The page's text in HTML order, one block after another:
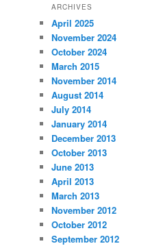
ARCHIVES
April 2025
November 2024
October 2024
March 2015
November 2014
August 2014
July 2014
January 2014
December 2013
October 2013
June 2013
April 2013
March 2013
November 2012
October 2012
September 2012